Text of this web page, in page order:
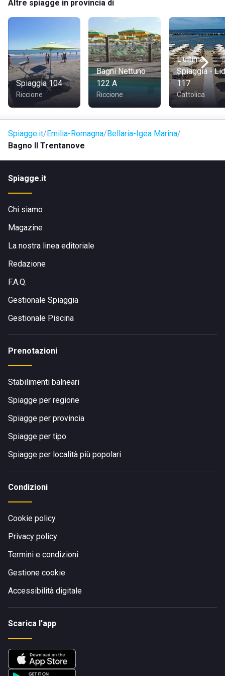
anche i mezzi pubblici.
Altre spiagge in provincia di
Spiaggia 104
Riccione
Bagni Nettuno
122 A
Riccione
L'ultima
Spiaggia -
117
Cattolica
Spiagge.it Emilia-Romagna Bellaria-Igea Marina
Bagno Il Trentanove
Spiagge.it
Chi siamo
Magazine
La nostra linea editoriale
Redazione
F.A.Q.
Gestionale Spiaggia
Gestionale Piscina
Prenotazioni
Stabilimenti balneari
Spiagge per regione
Spiagge per provincia
Spiagge per tipo
Spiagge per località più popolari
Condizioni
Cookie policy
Privacy policy
Termini e condizioni
Gestione cookie
Accessibilità digitale
Scarica l'app